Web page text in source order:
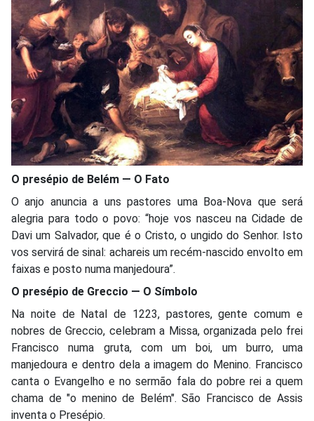
O presépio de Belém — O Fato
O anjo anuncia a uns pastores uma Boa-Nova que será
alegria para todo o povo: “hoje vos nasceu na Cidade de
Davi um Salvador, que é o Cristo, o ungido do Senhor. Isto
vos servirá de sinal: achareis um recém-nascido envolto em
faixas e posto numa manjedoura”.
O presépio de Greccio — O Símbolo
Na noite de Natal de 1223, pastores, gente comum e
nobres de Greccio, celebram a Missa, organizada pelo frei
Francisco numa gruta, com um boi, um burro, uma
manjedoura e dentro dela a imagem do Menino. Francisco
canta o Evangelho e no sermão fala do pobre rei a quem
chama de "o menino de Belém". São Francisco de Assis
inventa o Presépio.